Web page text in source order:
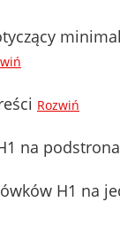
Rozwiń
na
H1 na